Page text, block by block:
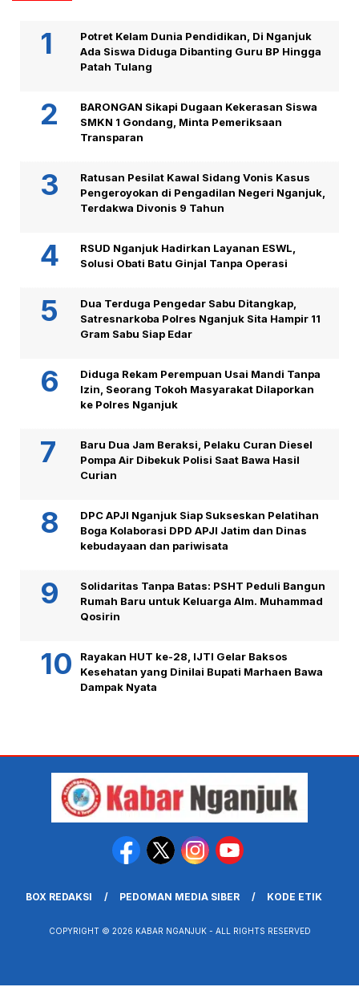
Potret Kelam Dunia Pendidikan, Di Nganjuk
Ada Siswa Diduga Dibanting Guru BP Hingga
Patah Tulang
BARONGAN Sikapi Dugaan Kekerasan Siswa
SMKN 1 Gondang, Minta Pemeriksaan
Transparan
Ratusan Pesilat Kawal Sidang Vonis Kasus
Pengeroyokan di Pengadilan Negeri Nganjuk,
Terdakwa Divonis 9 Tahun
RSUD Nganjuk Hadirkan Layanan ESWL,
Solusi Obati Batu Ginjal Tanpa Operasi
Dua Terduga Pengedar Sabu Ditangkap,
Satresnarkoba Polres Nganjuk Sita Hampir 11
Gram Sabu Siap Edar
Diduga Rekam Perempuan Usai Mandi Tanpa
Izin, Seorang Tokoh Masyarakat Dilaporkan
ke Polres Nganjuk
Baru Dua Jam Beraksi, Pelaku Curan Diesel
Pompa Air Dibekuk Polisi Saat Bawa Hasil
Curian
DPC APJI Nganjuk Siap Sukseskan Pelatihan
Boga Kolaborasi DPD APJI Jatim dan Dinas
kebudayaan dan pariwisata
Solidaritas Tanpa Batas: PSHT Peduli Bangun
Rumah Baru untuk Keluarga Alm. Muhammad
Qosirin
Rayakan HUT ke-28, IJTI Gelar Baksos
Kesehatan yang Dinilai Bupati Marhaen Bawa
Dampak Nyata
BOX REDAKSI PEDOMAN MEDIA SIBER KODE ETIK
COPYRIGHT © 2026 KABAR NGANJUK - ALL RIGHTS RESERVED